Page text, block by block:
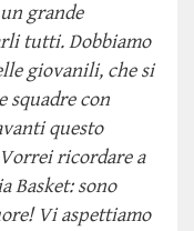
grande
tutti. Dobbiamo
giovanili, che si
squadre con
questo
ricordare a
Basket: sono
Vi aspettiamo